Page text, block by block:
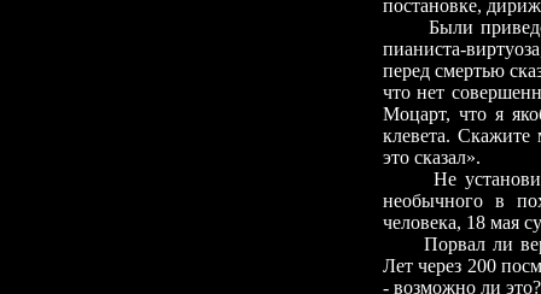
постановке,
Были
пианиста-
перед смертью
что нет
Моцарт, что я
клевета.
это сказал».
Не
необычного в
человека, 18 мая
Порвал ли
Лет через 200
-возможно ли это?